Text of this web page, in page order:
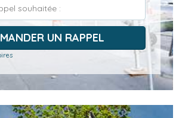
UN RAPPEL